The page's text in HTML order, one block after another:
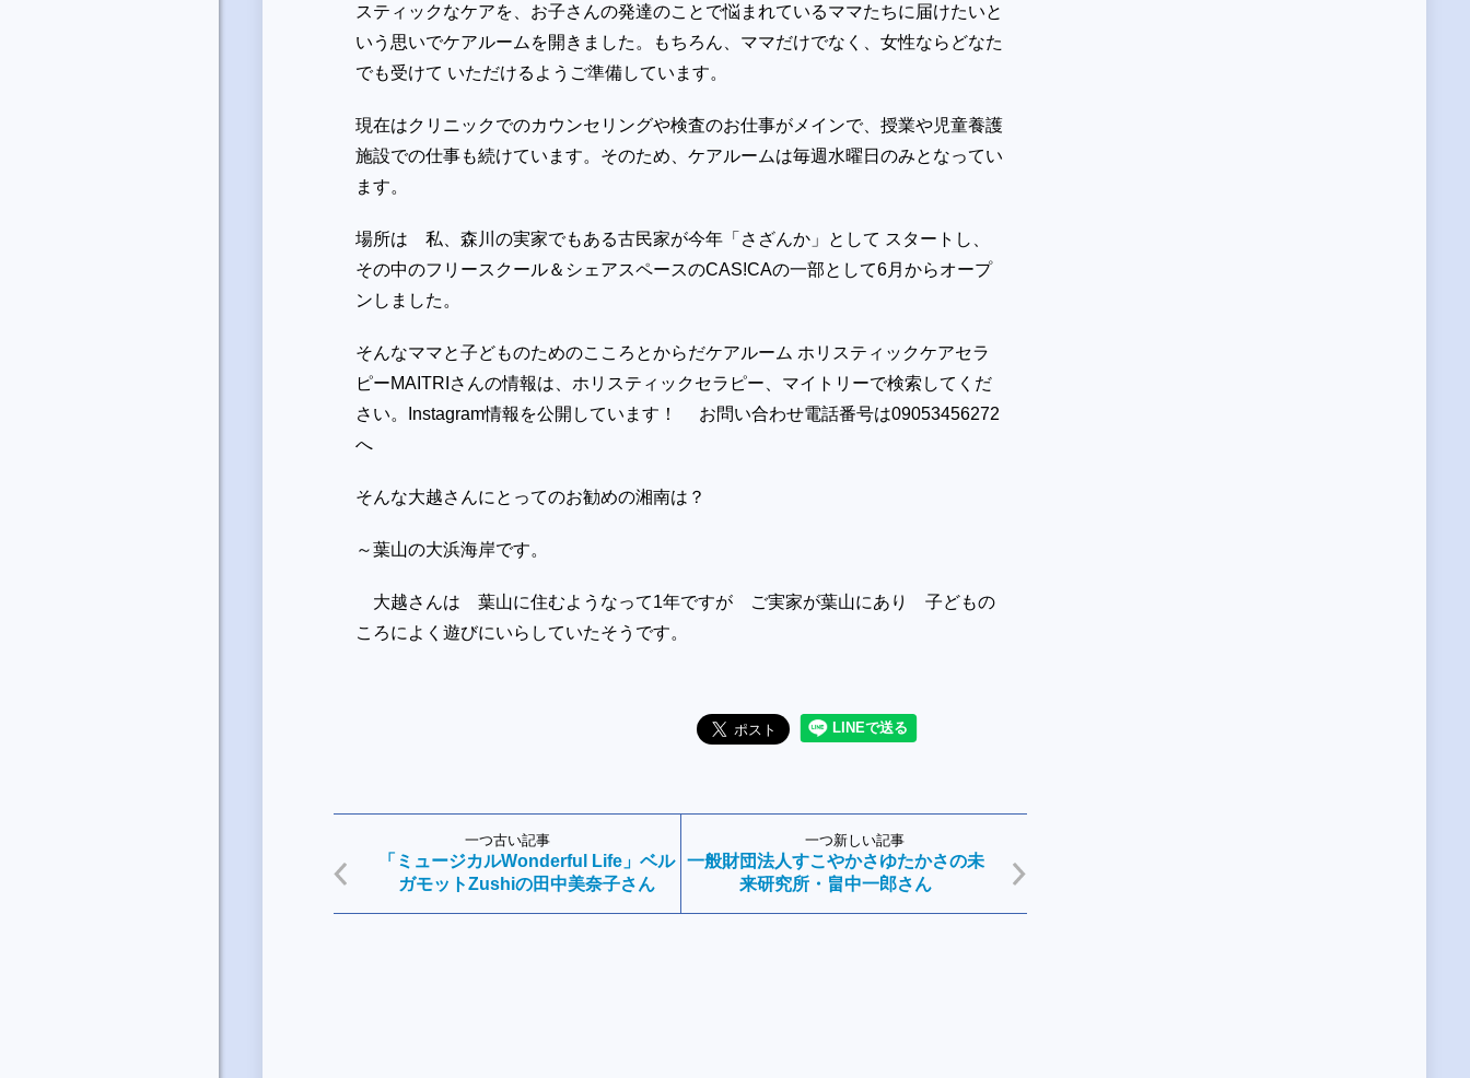
スティックなケアを、お子さんの発達のことで悩まれているママたちに届けたいと
いう思いでケアルームを開きました。もちろん、ママだけでなく、女性ならどなた
でも受けて いただけるようご準備しています。
現在はクリニックでのカウンセリングや検査のお仕事がメインで、授業や児童養護
施設での仕事も続けています。そのため、ケアルームは毎週水曜日のみとなってい
ます。
場所は 私、森川の実家でもある古民家が今年「さざんか」として スタートし、
その中のフリースクール＆シェアスペースのCAS!CAの一部として6月からオープ
ンしました。
そんなママと子どものためのこころとからだケアルーム ホリスティックケアセラ
ピーMAITRIさんの情報は、ホリスティックセラピー、マイトリーで検索してくだ
さい。Instagram情報を公開しています！ お問い合わせ電話番号は09053456272
へ
そんな大越さんにとってのお勧めの湘南は？
～葉山の大浜海岸です。
大越さんは 葉山に住むようなって1年ですが ご実家が葉山にあり 子どもの
ころによく遊びにいらしていたそうです。
一つ古い記事
「ミュージカルWonderful Life」ベル
ガモットZushiの田中美奈子さん
一つ新しい記事
一般財団法人すこやかさゆたかさの未
来研究所・畠中一郎さん